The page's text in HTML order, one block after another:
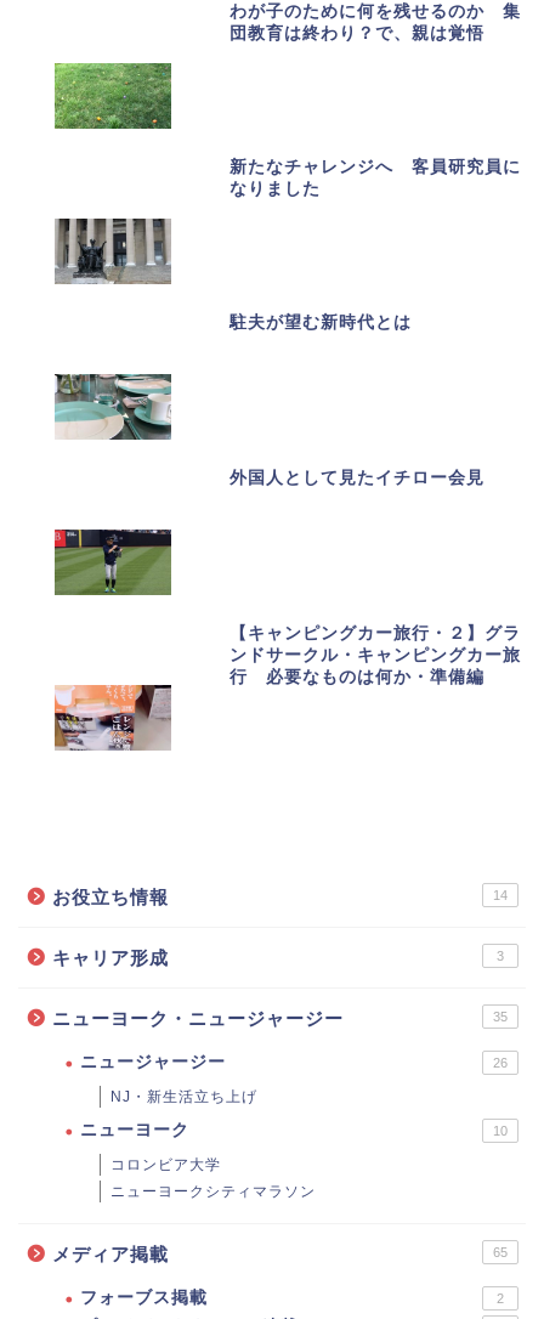
わが子のために何を残せるのか 集
団教育は終わり？で、親は覚悟
新たなチャレンジへ 客員研究員に
なりました
駐夫が望む新時代とは
外国人として見たイチロー会見
【キャンピングカー旅行・２】グラ
ンドサークル・キャンピングカー旅
行 必要なものは何か・準備編
お役立ち情報 14
キャリア形成 3
ニューヨーク・ニュージャージー 35
ニュージャージー 26
NJ・新生活立ち上げ
ニューヨーク 10
コロンビア大学
ニューヨークシティマラソン
メディア掲載 65
フォーブス掲載 2